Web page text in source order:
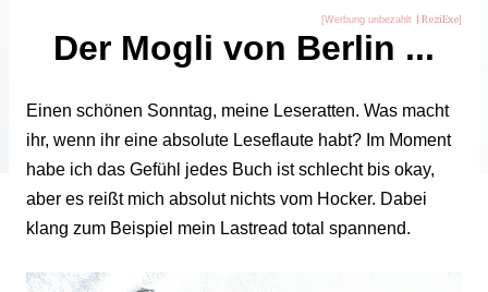
[Werbung unbezahlt | ReziExe]
Der Mogli von Berlin ...
Einen schönen Sonntag, meine Leseratten. Was macht
ihr, wenn ihr eine absolute Leseflaute habt? Im Moment
habe ich das Gefühl jedes Buch ist schlecht bis okay,
aber es reißt mich absolut nichts vom Hocker. Dabei
klang zum Beispiel mein Lastread total spannend.